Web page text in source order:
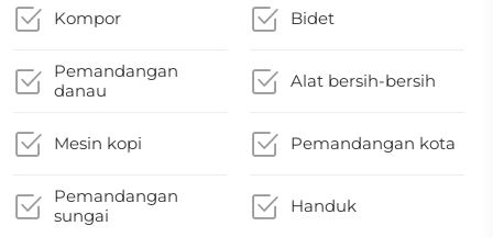
Kompor Bidet
Pemandangan
danau
Alat bersih-bersih
Mesin kopi Pemandangan kota
Pemandangan
sungai
Handuk